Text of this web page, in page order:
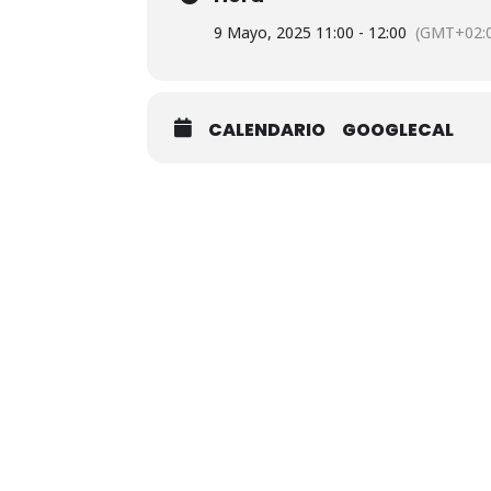
9 Mayo, 2025 11:00 - 12:00
CALENDARIO GOOGLECAL